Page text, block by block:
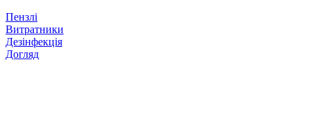
Пензлі
Витратники
Дезінфекція
Догляд